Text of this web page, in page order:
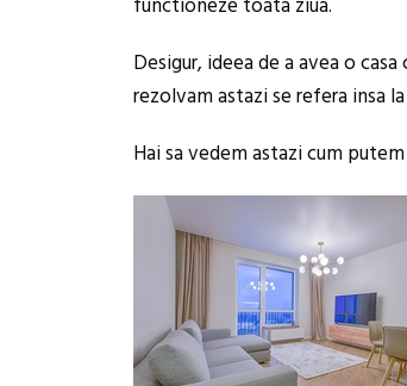
functioneze toata ziua.
Desigur, ideea de a avea o
rezolvam astazi se refera insa
Hai sa vedem astazi cum